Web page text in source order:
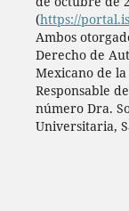
(https://
Ambos
Derecho de
Mexicano de
Responsable
número Dra.
Universitaria,